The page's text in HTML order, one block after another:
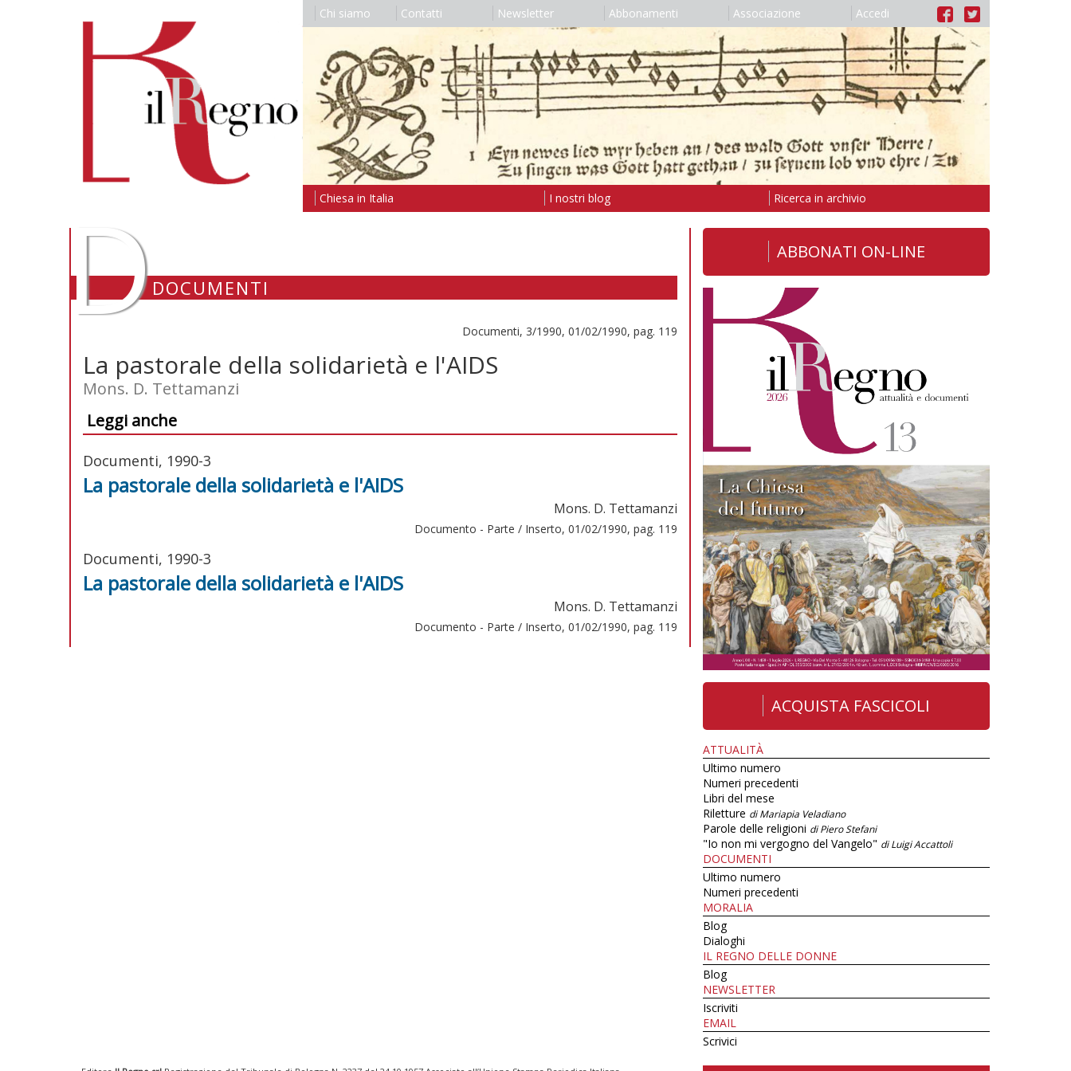
Chi siamo Contatti Newsletter Abbonamenti Associazione Accedi
Chiesa in Italia I nostri blog Ricerca in archivio
DDOCUMENTI
Documenti, 3/1990, 01/02/1990, pag. 119
La pastorale della solidarietà e l'AIDS
Mons. D. Tettamanzi
Leggi anche
Documenti, 1990-3
La pastorale della solidarietà e l'AIDS
Mons. D. Tettamanzi
Documento - Parte / Inserto, 01/02/1990, pag. 119
Documenti, 1990-3
La pastorale della solidarietà e l'AIDS
Mons. D. Tettamanzi
Documento - Parte / Inserto, 01/02/1990, pag. 119
ABBONATI ON-LINE
ACQUISTA FASCICOLI
ATTUALITÀ
Ultimo numero
Numeri precedenti
Libri del mese
Riletture di Mariapia Veladiano
Parole delle religioni di Piero Stefani
"Io non mi vergogno del Vangelo" di Luigi Accattoli
DOCUMENTI
Ultimo numero
Numeri precedenti
MORALIA
Blog
Dialoghi
IL REGNO DELLE DONNE
Blog
NEWSLETTER
Iscriviti
EMAIL
Scrivici